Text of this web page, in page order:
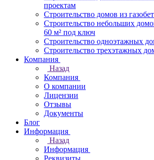
проектам
Строительство домов из
Строительство небольших
60 м² под ключ
Строительство одноэтажных
Строительство трехэтажных
Компания
Назад
Компания
О компании
Лицензии
Отзывы
Документы
Блог
Информация
Назад
Информация
Реквизиты